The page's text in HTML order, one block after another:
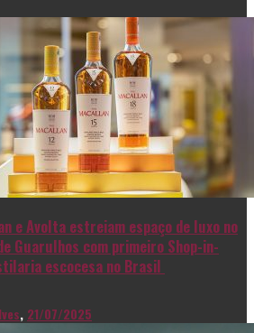
e Avolta estreiam espaço de luxo no
Guarulhos com primeiro Shop-in-
escocesa no Brasil
, 21/07/2025